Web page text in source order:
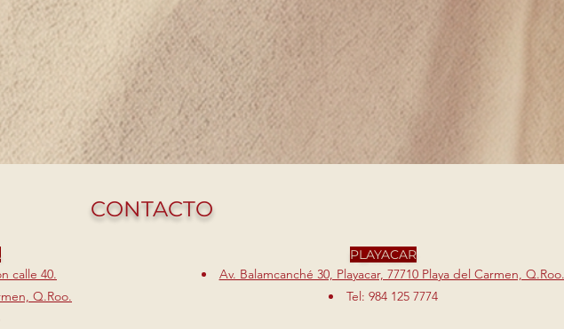
CONTACTO
calle 40.
Q.Roo.
PLAYACAR
Av. Balamcanché 30, Playacar, 77710 Playa del Carmen, Q.Roo.
Tel: 984 125 7774